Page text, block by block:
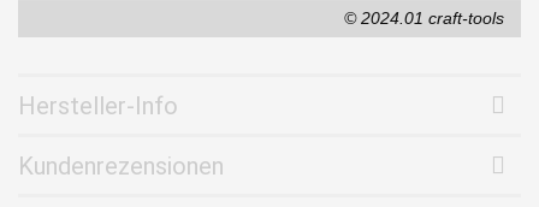
© 2024.01 craft-tools
Hersteller-Info
Kundenrezensionen